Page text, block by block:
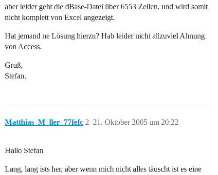
aber leider geht die dBase-Datei über 6553 Zeilen, und wird somit
nicht komplett von Excel angezeigt.
Hat jemand ne Lösung hierzu? Hab leider nicht allzuviel Ahnung
von Access.
Gruß,
Stefan.
Matthias_M_ller_77fefc 21. Oktober 2005 um 20:22
2
Hallo Stefan
Lang, lang ists her, aber wenn mich nicht alles täuscht ist es eine